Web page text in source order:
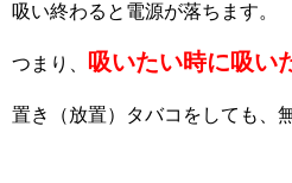
吸い終わると電源が落ちます。
つまり、 吸いたい時に吸い
置き（放置）タバコをしても、